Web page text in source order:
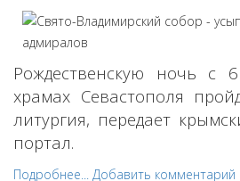
Рождественскую ночь
храмах Севастополя
литургия, передает
портал.
Подробнее... Добавить комментарий